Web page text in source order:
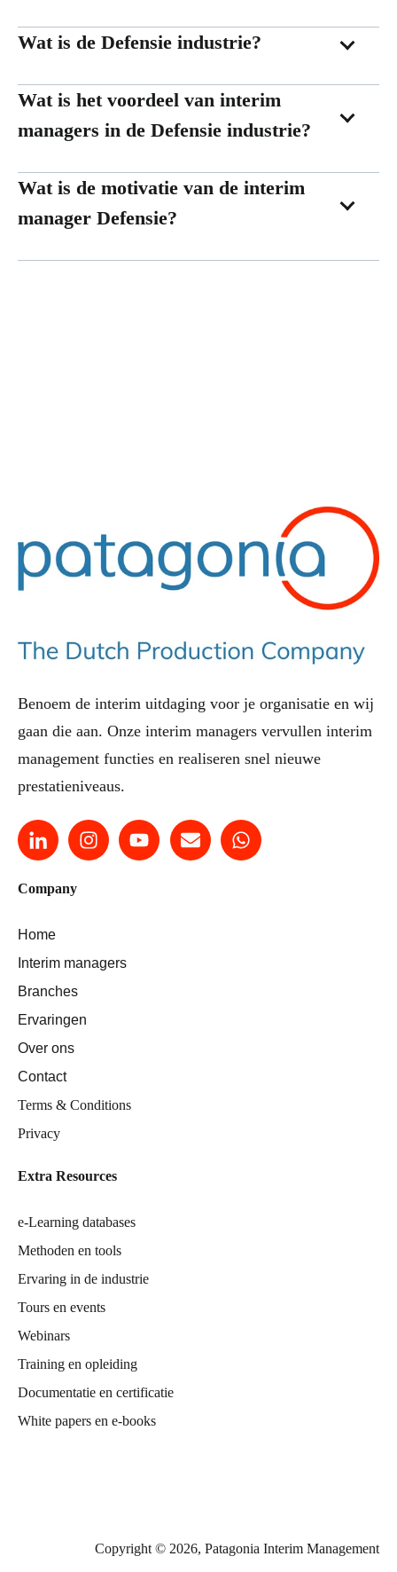
Wat is de Defensie industrie?
Wat is het voordeel van interim
managers in de Defensie industrie?
Wat is de motivatie van de interim
manager Defensie?
Benoem de interim uitdaging voor je organisatie en wij
gaan die aan. Onze interim managers vervullen interim
management functies en realiseren snel nieuwe
prestatieniveaus.
Company
Home
Interim managers
Branches
Ervaringen
Over ons
Contact
Terms & Conditions
Privacy
Extra Resources
e-Learning databases
Methoden en tools
Ervaring in de industrie
Tours en events
Webinars
Training en opleiding
Documentatie en certificatie
White papers en e-books
Copyright © 2026, Patagonia Interim Management